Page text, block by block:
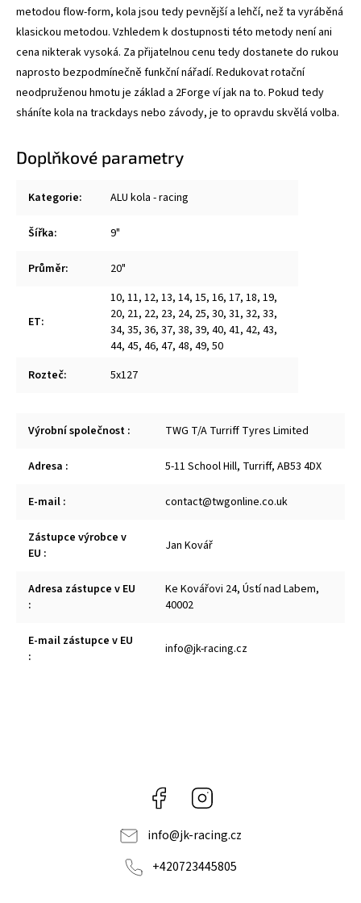
metodou flow-form, kola jsou tedy pevnější a lehčí, než ta vyráběná
klasickou metodou. Vzhledem k dostupnosti této metody není ani
cena nikterak vysoká. Za přijatelnou cenu tedy dostanete do rukou
naprosto bezpodmínečně funkční nářadí. Redukovat rotační
neodpruženou hmotu je základ a 2Forge ví jak na to. Pokud tedy
sháníte kola na trackdays nebo závody, je to opravdu skvělá volba.
Doplňkové parametry
Kategorie: ALU kola - racing
Šířka: 9"
Průměr: 20"
ET:
10, 11, 12, 13, 14, 15, 16, 17, 18, 19,
20, 21, 22, 23, 24, 25, 30, 31, 32, 33,
34, 35, 36, 37, 38, 39, 40, 41, 42, 43,
44, 45, 46, 47, 48, 49, 50
Rozteč: 5x127
Výrobní společnost : TWG T/A Turriff Tyres Limited
Adresa : 5-11 School Hill, Turriff, AB53 4DX
E-mail : contact@twgonline.co.uk
Zástupce výrobce v
EU : Jan Kovář
Adresa zástupce v EU
:
Ke Kovářovi 24, Ústí nad Labem,
40002
E-mail zástupce v EU
:
info@jk-racing.cz
Facebook
info@jk-racing.cz
+420723445805